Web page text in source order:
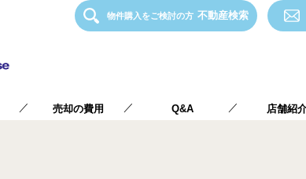
物件購入をご検討の方 不動産検索
／ 売却の費用 ／ Q&A ／ 店舗紹